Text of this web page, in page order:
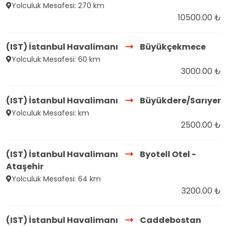
Yolculuk Mesafesi: 270 km
10500.00 ₺
(IST) İstanbul Havalimanı Büyükçekmece
Yolculuk Mesafesi: 60 km
3000.00 ₺
(IST) İstanbul Havalimanı Büyükdere/Sarıyer
Yolculuk Mesafesi: km
2500.00 ₺
(IST) İstanbul Havalimanı
Byotell Otel -
Ataşehir
Yolculuk Mesafesi: 64 km
3200.00 ₺
(IST) İstanbul Havalimanı Caddebostan